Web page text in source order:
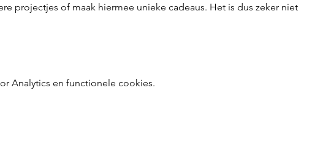
projectjes of maak hiermee unieke cadeaus. Het is dus zeker niet
Analytics en functionele cookies.